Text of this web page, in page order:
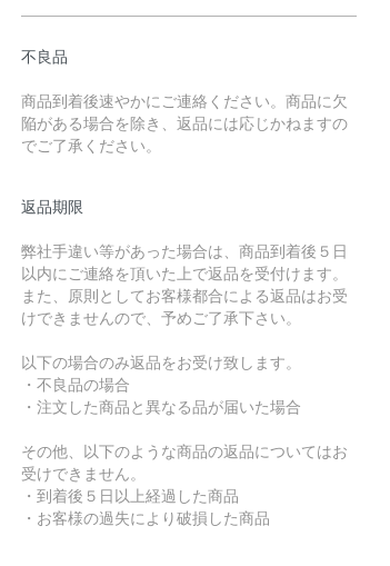
不良品
商品到着後速やかにご連絡ください。商品に欠
陥がある場合を除き、返品には応じかねますの
でご了承ください。
返品期限
弊社手違い等があった場合は、商品到着後５日
以内にご連絡を頂いた上で返品を受付けます。
また、原則としてお客様都合による返品はお受
けできませんので、予めご了承下さい。
以下の場合のみ返品をお受け致します。
・不良品の場合
・注文した商品と異なる品が届いた場合
その他、以下のような商品の返品についてはお
受けできません。
・到着後５日以上経過した商品
・お客様の過失により破損した商品